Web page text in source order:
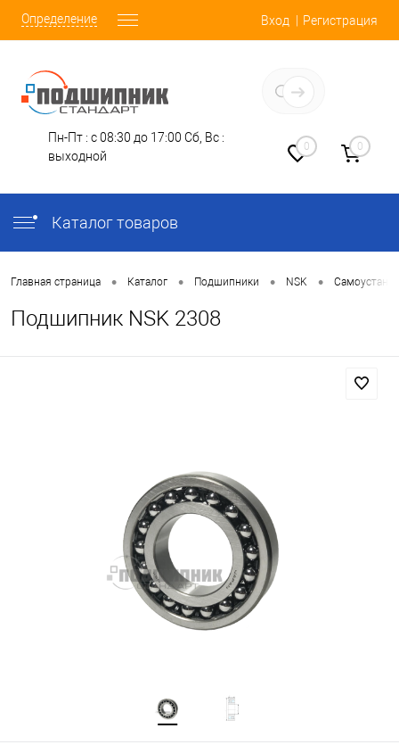
Определение Вход Регистрация
Пн-Пт : с 08:30 до 17:00 Сб, Вс :
выходной
0 0
Каталог товаров
Главная страница • Каталог • Подшипники • NSK •
Подшипник NSK 2308